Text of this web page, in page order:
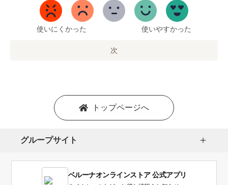
使いにくかった 使いやすかった
次
トップページへ
グループサイト
ベルーナオンラインストア 公式アプリ